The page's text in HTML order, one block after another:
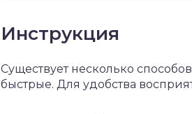
Инструкция
Существует несколько
быстрые. Для удобства